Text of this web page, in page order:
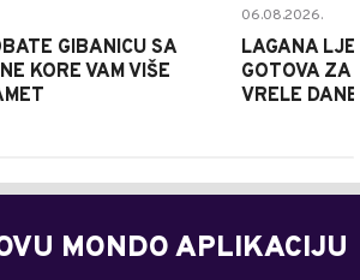
GIBANICU SA
KORE VAM VIŠE
06.08.2026.
LAGANA
GOTOVA ZA
VRELE DANE
MONDO APLIKACIJU